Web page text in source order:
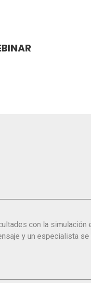
con la simulación
y un especialista se